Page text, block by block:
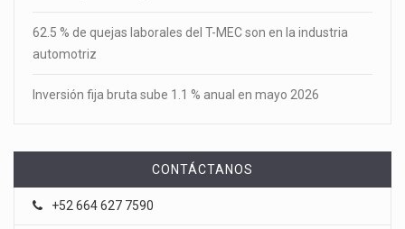
62.5 % de quejas laborales del T-MEC son en la industria
automotriz
Inversión fija bruta sube 1.1 % anual en mayo 2026
CONTÁCTANOS
+52 664 627 7590